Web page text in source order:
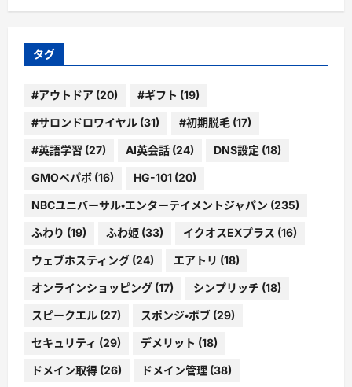
カ
ブ
タグ
#アウトドア (20) #ギフト (19)
#サロンドロワイヤル (31) #初期脱毛 (17)
#英語学習 (27) AI英会話 (24) DNS設定 (18)
GMOペパボ (16) HG-101 (20)
NBCユニバーサル・エンターテイメントジャパン (235)
ふわり (19) ふわ姫 (33) イクオスEXプラス (16)
ウェブホスティング (24) エアトリ (18)
オンラインショッピング (17) シンプリッチ (18)
スピークエル (27) スポンジ・ボブ (29)
セキュリティ (29) デメリット (18)
ドメイン取得 (26) ドメイン管理 (38)